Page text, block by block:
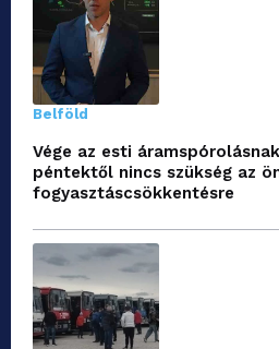
Belföld
Vége az esti
péntektől nincs szükség az
fogyasztáscsökkentésre